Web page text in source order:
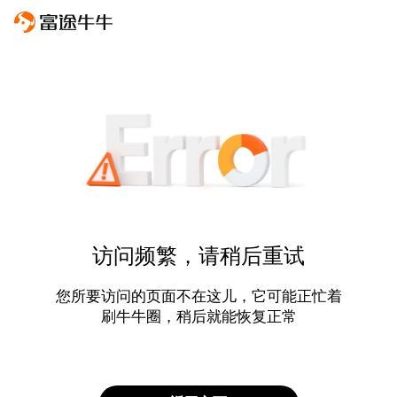
访问频繁，请稍后重试
您所要访问的页面不在这儿，它可能正忙着
刷牛牛圈，稍后就能恢复正常